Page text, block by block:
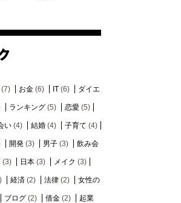
(7) お金 (6) IT (6) ダイエ
ランキング (5) 恋愛 (5)
い (4) 結婚 (4) 子育て (4)
開発 (3) 男子 (3) 飲み会
(3) 日本 (3) メイク (3)
経済 (2) 法律 (2) 女性の
ブログ (2) 借金 (2) 起業